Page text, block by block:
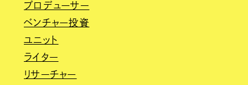
プロデューサー
ベンチャー投資
ユニット
ライター
リサーチャー